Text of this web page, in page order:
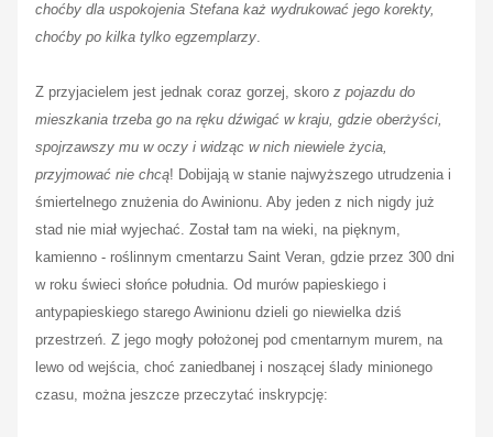
choćby dla uspokojenia Stefana każ wydrukować jego korekty,
choćby po kilka tylko egzemplarzy.
Z przyjacielem jest jednak coraz gorzej, skoro z pojazdu do
mieszkania trzeba go na ręku dźwigać w kraju, gdzie oberżyści,
spojrzawszy mu w oczy i widząc w nich niewiele życia,
przyjmować nie chcą! Dobijają w stanie najwyższego utrudzenia i
śmiertelnego znużenia do Awinionu. Aby jeden z nich nigdy już
stad nie miał wyjechać. Został tam na wieki, na pięknym,
kamienno - roślinnym cmentarzu Saint Veran, gdzie przez 300 dni
w roku świeci słońce południa. Od murów papieskiego i
antypapieskiego starego Awinionu dzieli go niewielka dziś
przestrzeń. Z jego mogły położonej pod cmentarnym murem, na
lewo od wejścia, choć zaniedbanej i noszącej ślady minionego
czasu, można jeszcze przeczytać inskrypcję: